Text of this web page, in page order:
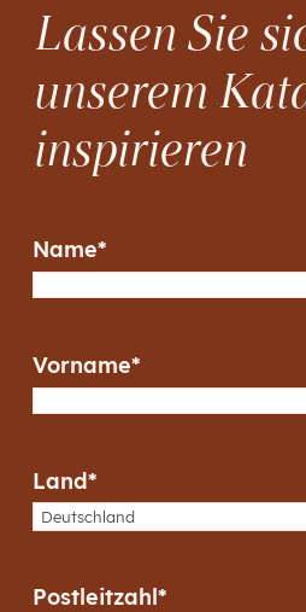
Lassen Sie
unserem
inspirieren
Name*
Vorname*
Land*
Postleitzahl*